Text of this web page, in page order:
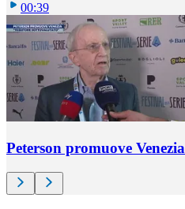
00:39
Peterson promuove Venezia